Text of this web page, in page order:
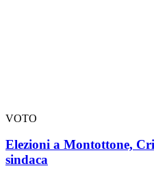
VOTO
Elezioni a Montottone,
sindaca